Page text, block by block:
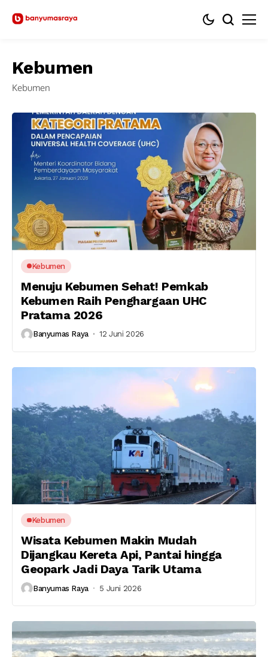
Kebumen
Kebumen
Kebumen
Menuju Kebumen Sehat! Pemkab
Kebumen Raih Penghargaan UHC
Pratama 2026
Banyumas Raya 12 Juni 2026
Kebumen
Wisata Kebumen Makin Mudah
Dijangkau Kereta Api, Pantai hingga
Geopark Jadi Daya Tarik Utama
Banyumas Raya 5 Juni 2026